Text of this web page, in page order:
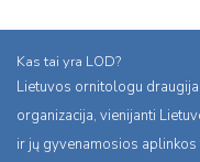
Kas tai yra LOD?
Lietuvos ornitologu
organizacija, vienijanti
ir jų gyvenamosios